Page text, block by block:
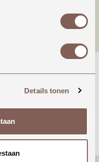
Details tonen
€ 70,00